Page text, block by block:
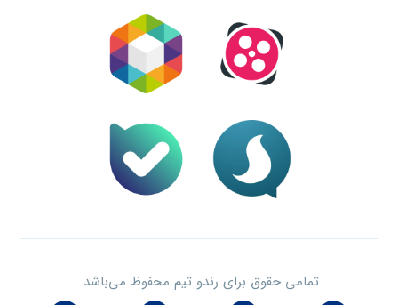
تمامی حقوق برای رندو تیم محفوظ می‌باشد.